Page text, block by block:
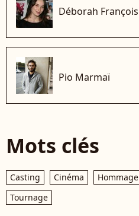
Déborah François
Pio Marmaï
Mots clés
Casting Cinéma Hommage
Tournage